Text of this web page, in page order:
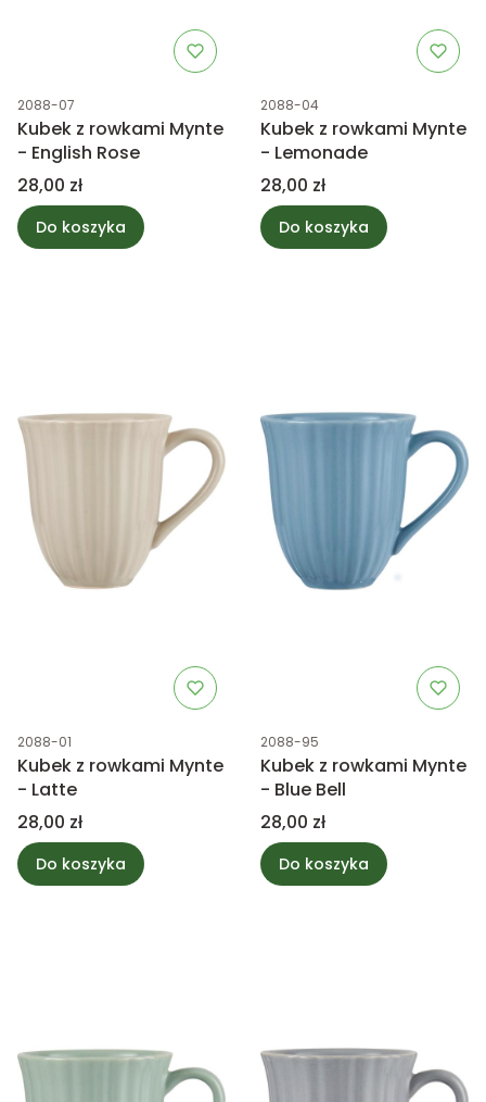
Kod produktu
2088-07
Kubek z rowkami Mynte
- English Rose
Cena
28,00 zł
Do koszyka
Kod produktu
2088-04
Kubek z rowkami Mynte
- Lemonade
Cena
28,00 zł
Do koszyka
Kod produktu
2088-01
Kubek z rowkami Mynte
- Latte
Cena
28,00 zł
Do koszyka
Kod produktu
2088-95
Kubek z rowkami Mynte
- Blue Bell
Cena
28,00 zł
Do koszyka